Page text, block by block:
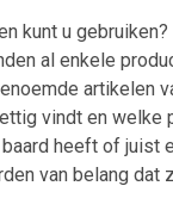
kunt u gebruiken?
al enkele
artikelen
vindt en welke
heeft of juist
van belang